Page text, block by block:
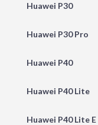
Huawei P30
Huawei P30 Pro
Huawei P40
Huawei P40 Lite
Huawei P40 Lite E